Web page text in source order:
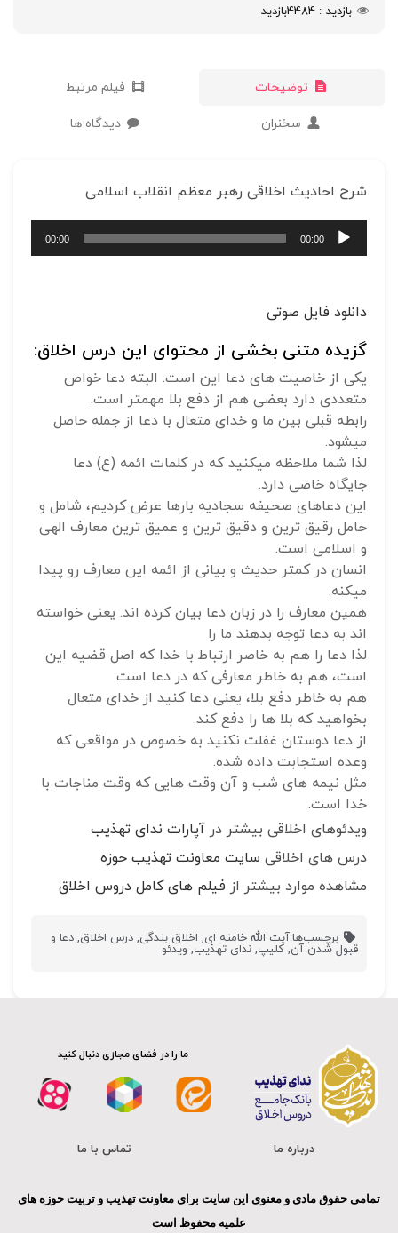
بازدید
4484بازدید
توضیحات فیلم مرتبط
سخنران دیدگاه ها
شرح احادیث اخلاقی رهبر معظم انقلاب اسلامی
پخش‌کننده
صوت
00:00
00:00
دانلود فایل صوتی
گزیده متنی بخشی از محتوای این درس اخلاق:
یکی از خاصیت های دعا این است. البته دعا خواص
متعددی دارد بعضی هم از دفع بلا مهمتر است.
رابطه قبلی بین ما و خدای متعال با دعا از جمله حاصل
میشود.
لذا شما ملاحظه میکنید که در کلمات ائمه (ع) دعا
جایگاه خاصی دارد.
این دعاهای صحیفه سجادیه بارها عرض کردیم، شامل و
حامل رقیق ترین و دقیق ترین و عمیق ترین معارف الهی
و اسلامی است.
انسان در کمتر حدیث و بیانی از ائمه این معارف رو پیدا
میکنه.
همین معارف را در زبان دعا بیان کرده اند. یعنی خواسته
اند به دعا توجه بدهند ما را
لذا دعا را هم به خاصر ارتباط با خدا که اصل قضیه این
است، هم به خاطر معارفی که در دعا است.
هم به خاطر دفع بلا، یعنی دعا کنید از خدای متعال
بخواهید که بلا ها را دفع کند.
از دعا دوستان غفلت نکنید به خصوص در مواقعی که
وعده استجابت داده شده.
مثل نیمه های شب و آن وقت هایی که وقت مناجات با
خدا است.
ویدئوهای اخلاقی بیشتر در آپارات ندای تهذیب
درس های اخلاقی سایت معاونت تهذیب حوزه
مشاهده موارد بیشتر از فیلم های کامل دروس اخلاق
برچسب‌ها:آیت الله خامنه ای, اخلاق بندگی,درس اخلاق,دعا و
قبول شدن آن, کلیپ, ندای تهذیب, ویدئو
ما را در فضای مجازی دنبال کنید
درباره ما تماس با ما
تمامی حقوق مادی و معنوی این سایت برای معاونت تهذیب و تربیت حوزه های
علمیه محفوظ است